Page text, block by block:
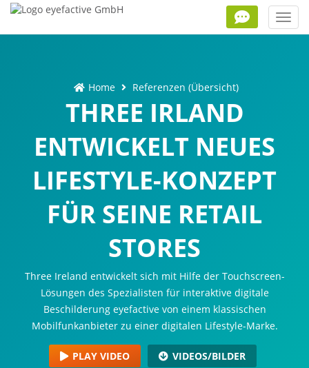
Home Referenzen (Übersicht)
THREE IRLAND
ENTWICKELT NEUES
LIFESTYLE-KONZEPT
FÜR SEINE RETAIL
STORES
Three Ireland entwickelt sich mit Hilfe der Touchscreen-
Lösungen des Spezialisten für interaktive digitale
Beschilderung eyefactive von einem klassischen
Mobilfunkanbieter zu einer digitalen Lifestyle-Marke.
PLAY VIDEO VIDEOS/BILDER